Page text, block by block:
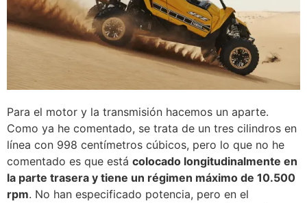
Para el motor y la transmisión hacemos un aparte.
Como ya he comentado, se trata de un tres cilindros en
línea con 998 centímetros cúbicos, pero lo que no he
comentado es que está colocado longitudinalmente en
la parte trasera y tiene un régimen máximo de 10.500
rpm. No han especificado potencia, pero en el